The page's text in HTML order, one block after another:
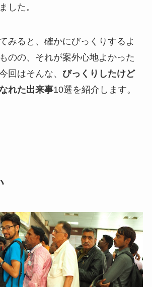
した。
みると、確かにびっくりするよ
のの、それが案外心地よかった
回はそんな、 びっくりしたけど
れた出来事10選を紹介します。